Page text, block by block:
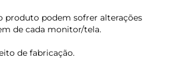
produto podem sofrer alterações
de cada monitor/tela.
de fabricação.